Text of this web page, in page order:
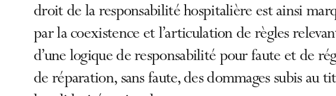
droit de la responsabilité hospitalière est ainsi
par la coexistence et l’articulation de règles
d’une logique de responsabilité pour faute et de
de réparation, sans faute, des dommages subis au